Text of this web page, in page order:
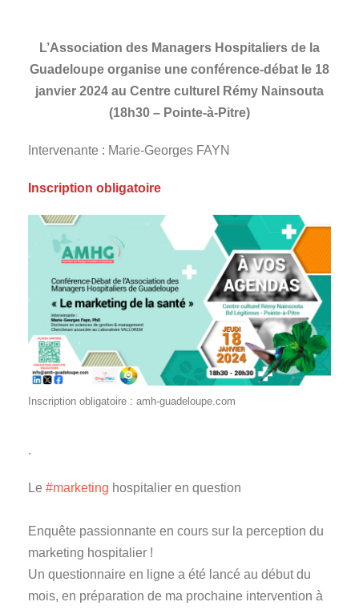
L’Association des Managers Hospitaliers de la
Guadeloupe organise une conférence-débat le 18
janvier 2024 au Centre culturel Rémy Nainsouta
(18h30 – Pointe-à-Pitre)
Intervenante : Marie-Georges FAYN
Inscription obligatoire
Inscription obligatoire : amh-guadeloupe.com
.
Le #marketing hospitalier en question
Enquête passionnante en cours sur la perception du
marketing hospitalier !
Un questionnaire en ligne a été lancé au début du
mois, en préparation de ma prochaine intervention à